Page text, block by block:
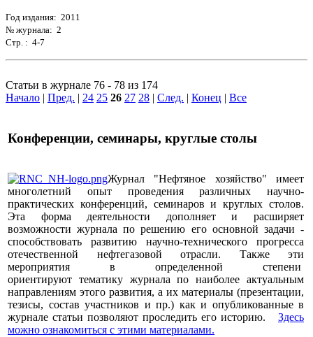
Год издания: 2011
№ журнала: 2
Стр. : 4-7
Статьи в журнале 76 - 78 из 174
Начало | Пред. | 24 25 26 27 28 | След. | Конец | Все
Конференции, семинары, круглые столы
Журнал "Нефтяное хозяйство" имеет
многолетний опыт проведения различных научно-
практических конференций, семинаров и круглых столов.
Эта форма деятельности дополняет и расширяет
возможности журнала по решению его основной задачи -
способствовать развитию научно-технического прогресса
отечественной нефтегазовой отрасли. Также эти
мероприятия в определенной степени
ориентируют тематику журнала по наиболее актуальным
направлениям этого развития, а их материалы (презентации,
тезисы, состав участников и пр.) как и опубликованные в
журнале статьи позволяют проследить его историю. Здесь
можно ознакомиться с этими материалами.